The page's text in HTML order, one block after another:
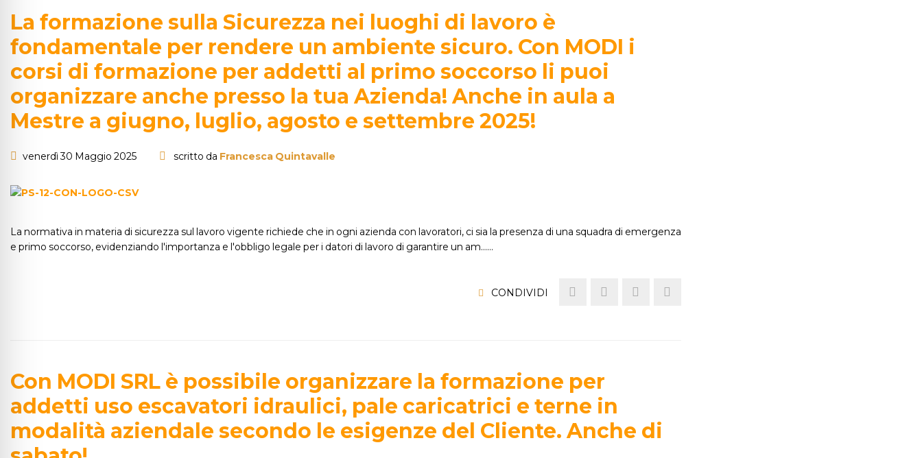
La formazione sulla Sicurezza nei luoghi di lavoro è
fondamentale per rendere un ambiente sicuro. Con MODI i
corsi di formazione per addetti al primo soccorso li puoi
organizzare anche presso la tua Azienda! Anche in aula a
Mestre a giugno, luglio, agosto e settembre 2025!
venerdì 30 Maggio 2025 scritto da Francesca Quintavalle
La normativa in materia di sicurezza sul lavoro vigente richiede che in ogni azienda con lavoratori, ci sia la presenza di una squadra di emergenza
e primo soccorso, evidenziando l'importanza e l'obbligo legale per i datori di lavoro di garantire un am...…
CONDIVIDI
Con MODI SRL è possibile organizzare la formazione per
addetti uso escavatori idraulici, pale caricatrici e terne in
modalità aziendale secondo le esigenze del Cliente. Anche di